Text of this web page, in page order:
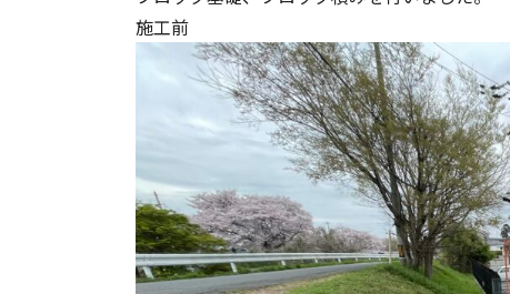
施工前